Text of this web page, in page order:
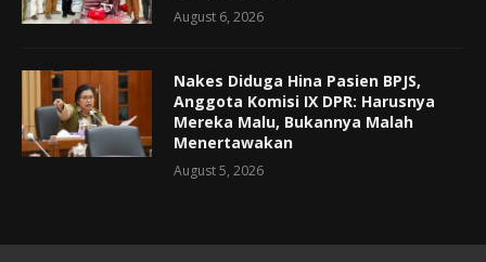
August 6, 2026
Nakes Diduga Hina Pasien BPJS,
Anggota Komisi IX DPR: Harusnya
Mereka Malu, Bukannya Malah
Menertawakan
August 5, 2026